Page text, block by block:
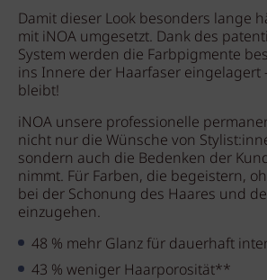
Damit dieser Look besonders lange
mit iNOA umgesetzt. Dank des
System werden die Farbpigmente
ins Innere der Haarfaser eingelagert
bleibt!
iNOA unsere professionelle
nicht nur die Wünsche von
sondern auch die Bedenken der
nimmt. Für Farben, die begeistern,
bei der Schonung des Haares und
einzugehen.
48 % mehr Glanz für dauerhaft
43 % weniger Haarporosität**